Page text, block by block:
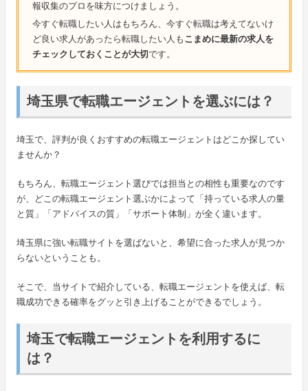
報収集のプロを味方につけましょう。
今すぐ転職したい人はもちろん、今すぐ転職は考えてないけ
ど良い求人があったら転職したい人も こまめに最新の求人を
チェックしておくことが大切です。
埼玉県で転職エージェントを選ぶには？
埼玉で、評判が良くおすすめの転職エージェントはどこか探してい
ませんか？
もちろん、転職エージェント選びでは担当との相性も重要なのです
が、どこの転職エージェント選ぶかによって「持っている求人の量
と質」「アドバイスの質」「サポート体制」が全く違います。
埼玉県に強い転職サイトを選ばないと、希望に合った求人が見つか
らないということも。
そこで、当サイトで紹介している、転職エージェントを使えば、転
職成功できる確率をグッと引き上げることができるでしょう。
埼玉で転職エージェントを利用するに
は？